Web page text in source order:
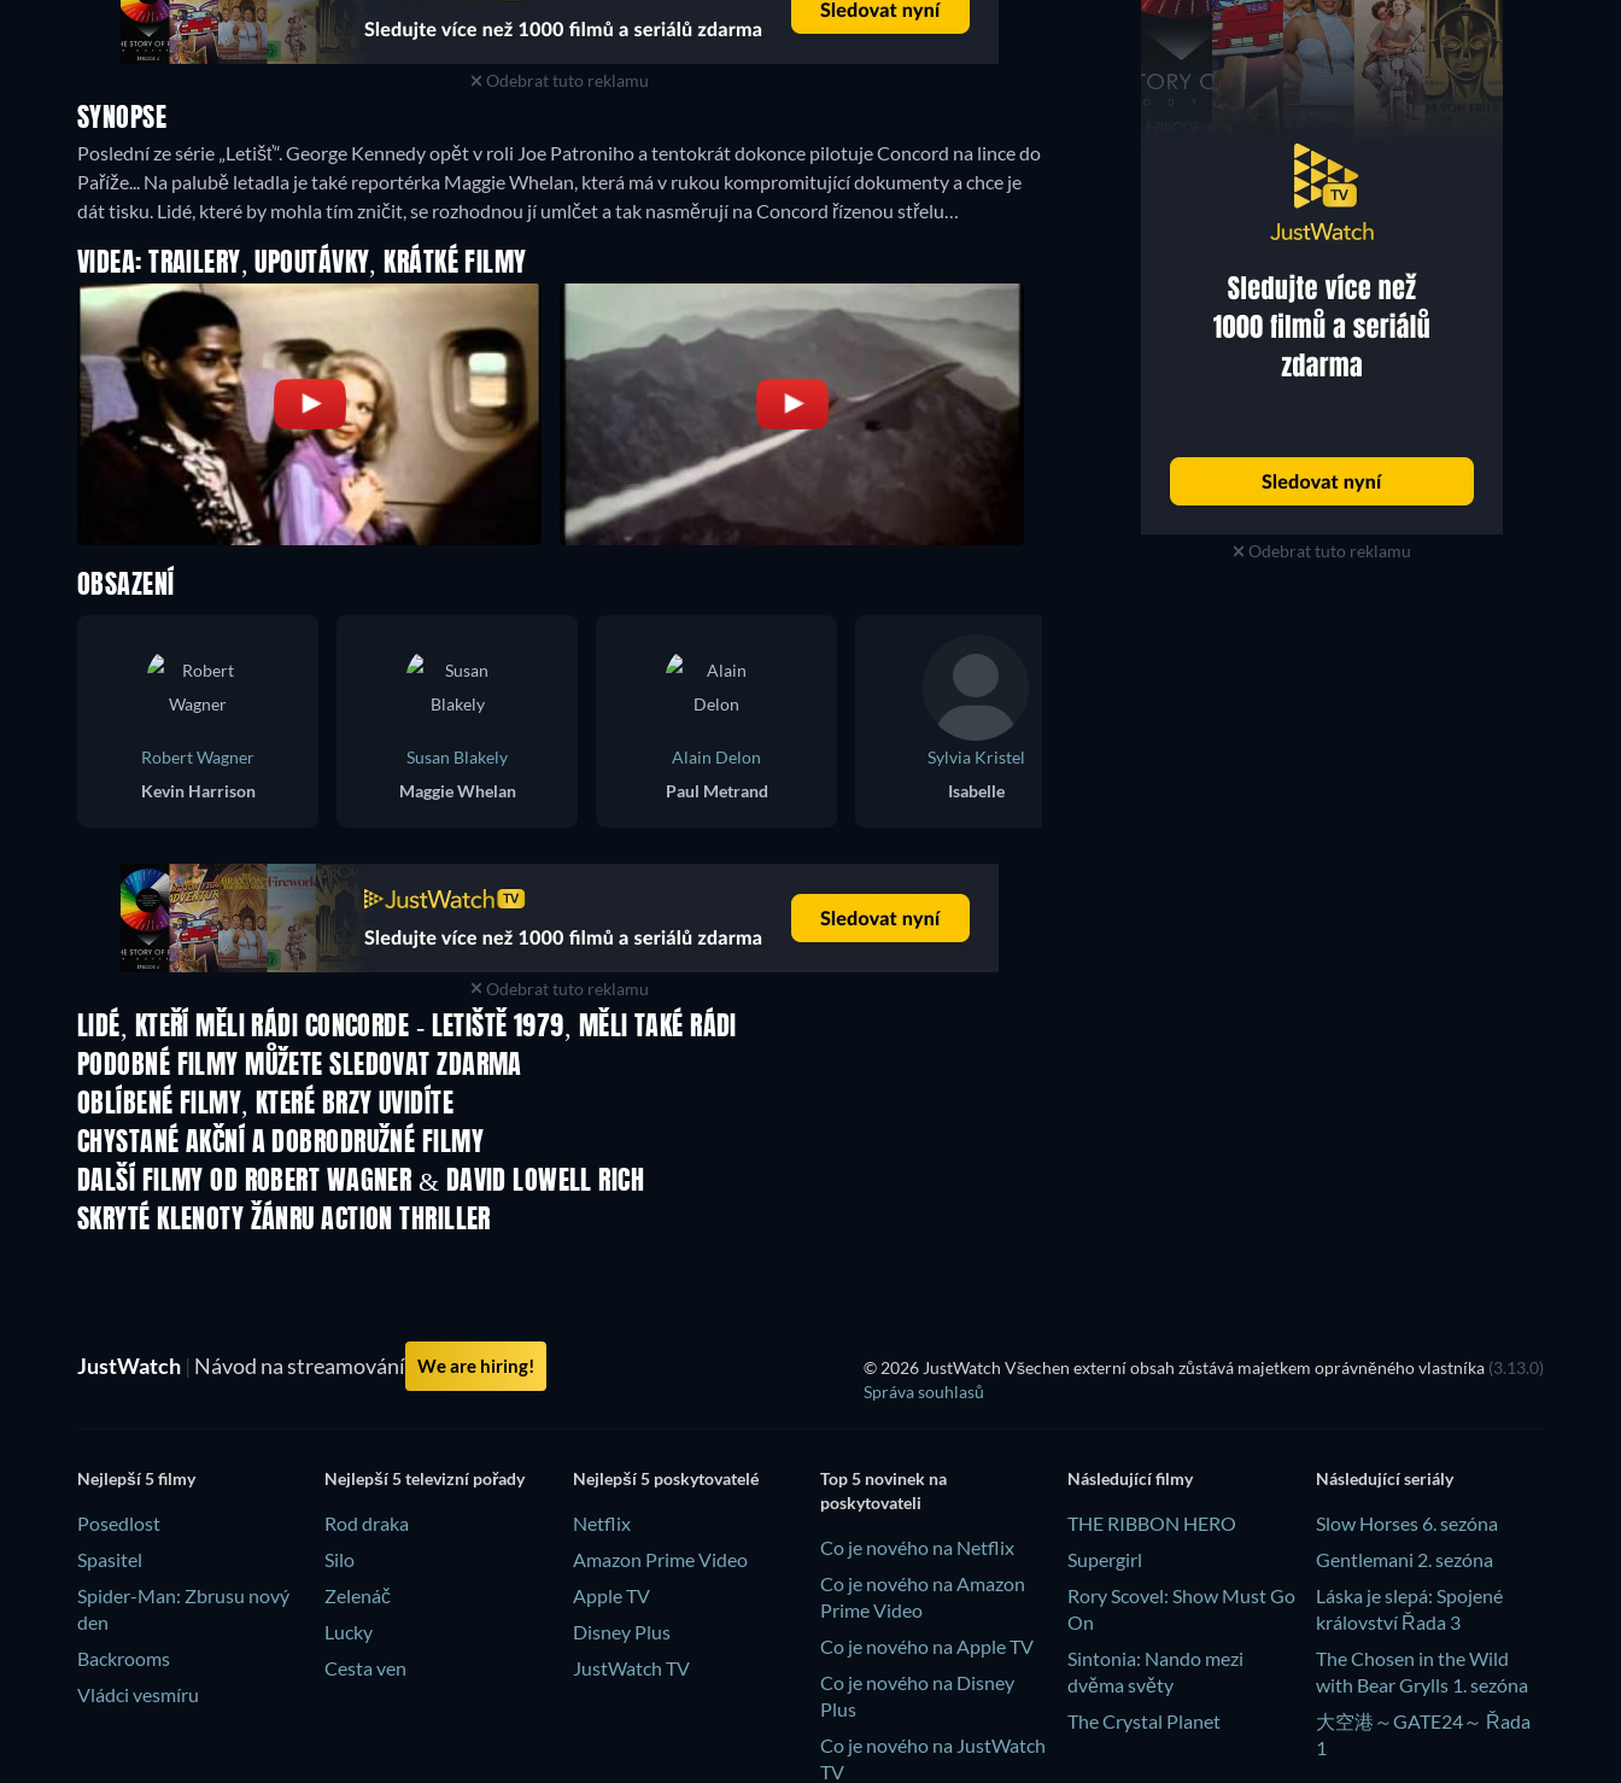
Odebrat tuto reklamu
SYNOPSE
Poslední ze série „Letišť“. George Kennedy opět v roli Joe Patroniho a tentokrát dokonce pilotuje Concord na lince do
Paříže... Na palubě letadla je také reportérka Maggie Whelan, která má v rukou kompromitující dokumenty a chce je
dát tisku. Lidé, které by mohla tím zničit, se rozhodnou jí umlčet a tak nasměrují na Concord řízenou střelu…
VIDEA: TRAILERY, UPOUTÁVKY, KRÁTKÉ FILMY
Odebrat tuto reklamu
OBSAZENÍ
Robert Wagner
Kevin Harrison
Susan Blakely
Maggie Whelan
Alain Delon
Paul Metrand
Sylvia Kristel
Isabelle
Odebrat tuto reklamu
LIDÉ, KTEŘÍ MĚLI RÁDI CONCORDE - LETIŠTĚ 1979, MĚLI TAKÉ RÁDI
PODOBNÉ FILMY MŮŽETE SLEDOVAT ZDARMA
OBLÍBENÉ FILMY, KTERÉ BRZY UVIDÍTE
CHYSTANÉ AKČNÍ A DOBRODRUŽNÉ FILMY
DALŠÍ FILMY OD ROBERT WAGNER & DAVID LOWELL RICH
SKRYTÉ KLENOTY ŽÁNRU ACTION THRILLER
JustWatch | Návod na streamování We are hiring! © 2026 JustWatch Všechen externí obsah zůstává majetkem oprávněného vlastníka (3.13.0)
Správa souhlasů
Nejlepší 5 filmy
Posedlost
Spasitel
Spider-Man: Zbrusu nový
den
Backrooms
Vládci vesmíru
Nejlepší 5 televizní pořady
Rod draka
Silo
Zelenáč
Lucky
Cesta ven
Nejlepší 5 poskytovatelé
Netflix
Amazon Prime Video
Apple TV
Disney Plus
JustWatch TV
Top 5 novinek na
poskytovateli
Co je nového na Netflix
Co je nového na Amazon
Prime Video
Co je nového na Apple TV
Co je nového na Disney
Plus
Co je nového na JustWatch
TV
Následující filmy
THE RIBBON HERO
Supergirl
Rory Scovel: Show Must Go
On
Sintonia: Nando mezi
dvěma světy
The Crystal Planet
Následující seriály
Slow Horses 6. sezóna
Gentlemani 2. sezóna
Láska je slepá: Spojené
království Řada 3
The Chosen in the Wild
with Bear Grylls 1. sezóna
大空港～GATE24～ Řada
1